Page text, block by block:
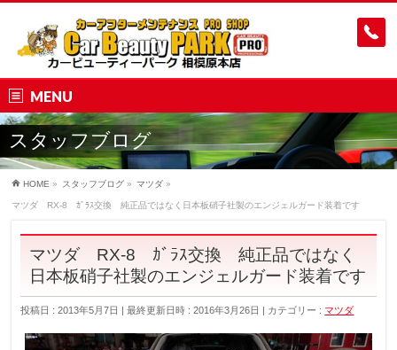
MENU
スタッフブログ
HOME » スタッフブログ » マツダ »
マツダ RX-8 ｶﾞﾗｽ交換 純正品ではなく日本板硝子社製のエンジェルガード装着です
マツダ RX-8 ｶﾞﾗｽ交換 純正品ではなく
日本板硝子社製のエンジェルガード装着です
投稿日 : 2013年5月7日 最終更新日時 : 2016年3月26日 カテゴリー :マツダ